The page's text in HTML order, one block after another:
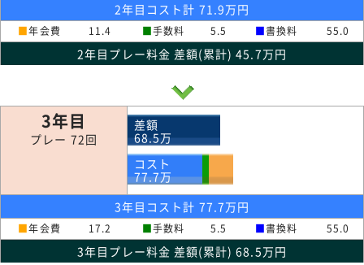
2年目コスト計 71.9万円
■年会費 11.4 ■手数料 5.5 ■書換料 55.0
2年目プレー料金 差額(累計) 45.7万円
3年目
プレー 72回
差額
68.5万
コスト
77.7万
3年目コスト計 77.7万円
■年会費 17.2 ■手数料 5.5 ■書換料 55.0
3年目プレー料金 差額(累計) 68.5万円